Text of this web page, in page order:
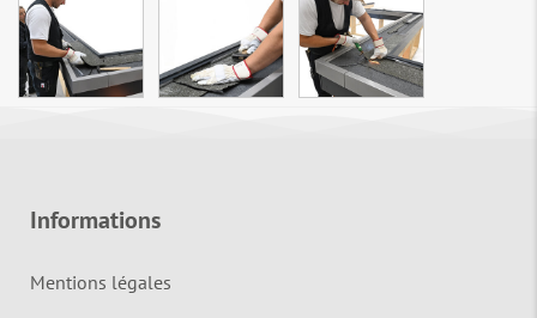
Informations
Mentions légales